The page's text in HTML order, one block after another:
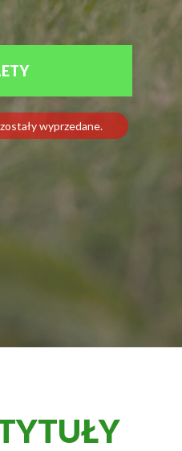
wyprzedane.